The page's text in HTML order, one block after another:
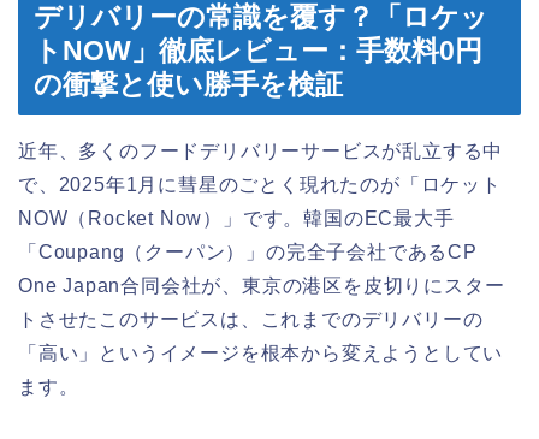
デリバリーの常識を覆す？「ロケッ
トNOW」徹底レビュー：手数料0円
の衝撃と使い勝手を検証
近年、多くのフードデリバリーサービスが乱立する中
で、2025年1月に彗星のごとく現れたのが「ロケット
NOW（Rocket Now）」です。韓国のEC最大手
「Coupang（クーパン）」の完全子会社であるCP
One Japan合同会社が、東京の港区を皮切りにスター
トさせたこのサービスは、これまでのデリバリーの
「高い」というイメージを根本から変えようとしてい
ます。